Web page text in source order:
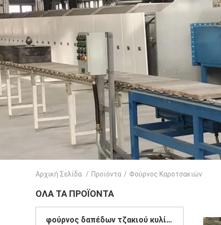
Αρχική Σελίδα / Προϊόντα / Φούρνος Καροτσακιών
ΌΛΑ ΤΑ ΠΡΟΪΌΝΤΑ
φούρνος δαπέδων τζακιού κυλίνδρων